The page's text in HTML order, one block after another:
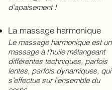
d’apaisement !
La massage harmonique
Le massage harmonique est un
massage à l'huile mélangeant
différentes techniques, parfois
lentes, parfois dynamiques, qui
s’effectue sur l’ensemble du